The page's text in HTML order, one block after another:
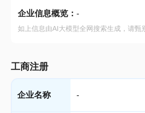
企业信息概览： -
如上信息由AI大模型全网搜索生成，请甄
工商注册
企业名称 -